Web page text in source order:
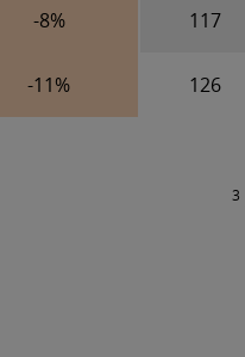
-8% 117
-11% 126
3